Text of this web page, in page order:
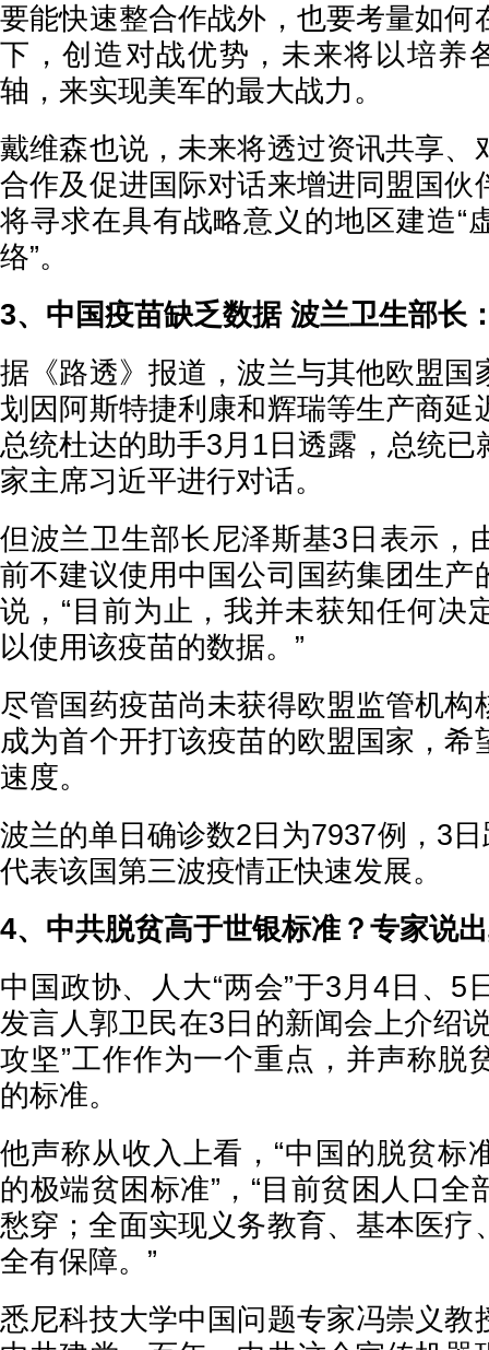
要能快速整合作战外，也要考量如何
下，创造对战优势，未来将以培养
轴，来实现美军的最大战力。
戴维森也说，未来将透过资讯共享、
合作及促进国际对话来增进同盟国伙
将寻求在具有战略意义的地区建造“
络”。
3、中国疫苗缺乏数据 波兰卫生部长
据《路透》报道，波兰与其他欧盟国
划因阿斯特捷利康和辉瑞等生产商延
总统杜达的助手3月1日透露，总统已
家主席习近平进行对话。
但波兰卫生部长尼泽斯基3日表示，
前不建议使用中国公司国药集团生产
说，“目前为止，我并未获知任何决
以使用该疫苗的数据。”
尽管国药疫苗尚未获得欧盟监管机构
成为首个开打该疫苗的欧盟国家，希
速度。
波兰的单日确诊数2日为7937例，3
代表该国第三波疫情正快速发展。
4、中共脱贫高于世银标准？专家说
中国政协、人大“两会”于3月4日、5
发言人郭卫民在3日的新闻会上介绍
攻坚”工作作为一个重点，并声称脱
的标准。
他声称从收入上看，“中国的脱贫标
的极端贫困标准”，“目前贫困人口全
愁穿；全面实现义务教育、基本医疗
全有保障。”
悉尼科技大学中国问题专家冯崇义教